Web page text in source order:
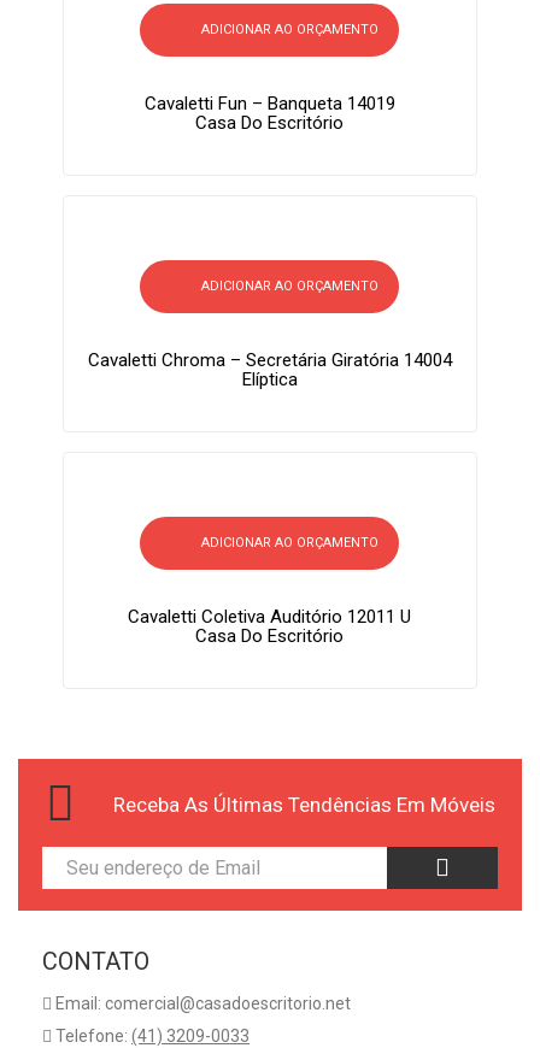
ADICIONAR AO ORÇAMENTO
Cavaletti Fun – Banqueta 14019
Casa Do Escritório
ADICIONAR AO ORÇAMENTO
Cavaletti Chroma – Secretária Giratória 14004
Elíptica
ADICIONAR AO ORÇAMENTO
Cavaletti Coletiva Auditório 12011 U
Casa Do Escritório
Receba As Últimas Tendências Em Móveis
CONTATO
Email: comercial@casadoescritorio.net
Telefone: (41) 3209-0033